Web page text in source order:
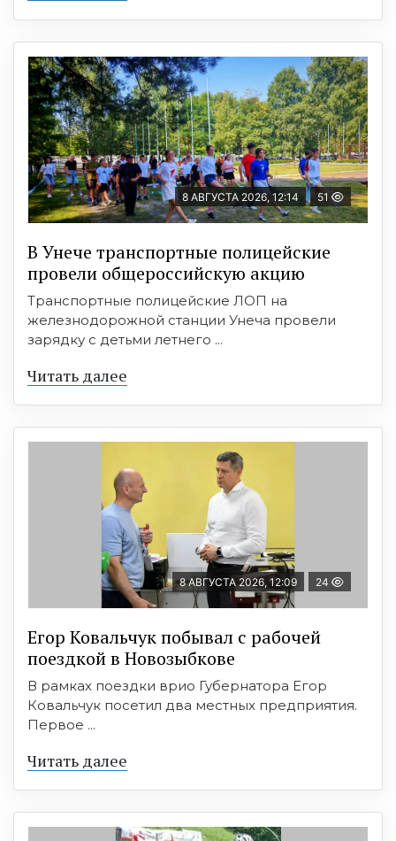
8 АВГУСТА 2026, 12:14 51
В Унече транспортные полицейские
провели общероссийскую акцию
Транспортные полицейские ЛОП на
железнодорожной станции Унеча провели
зарядку с детьми летнего ...
Читать далее
8 АВГУСТА 2026, 12:09 24
Егор Ковальчук побывал с рабочей
поездкой в Новозыбкове
В рамках поездки врио Губернатора Егор
Ковальчук посетил два местных предприятия.
Первое ...
Читать далее